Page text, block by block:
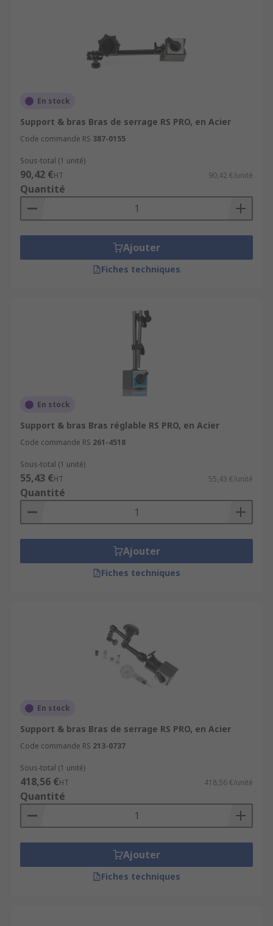
En stock
Support & bras Bras de serrage RS PRO, en Acier
Code commande RS 387-0155
Sous-total (1 unité)
90,42 €HT 90,42 €/unité
Quantité
Ajouter
Fiches techniques
En stock
Support & bras Bras réglable RS PRO, en Acier
Code commande RS 261-4518
Sous-total (1 unité)
55,43 €HT 55,43 €/unité
Quantité
Ajouter
Fiches techniques
En stock
Support & bras Bras de serrage RS PRO, en Acier
Code commande RS 213-0737
Sous-total (1 unité)
418,56 €HT 418,56 €/unité
Quantité
Ajouter
Fiches techniques